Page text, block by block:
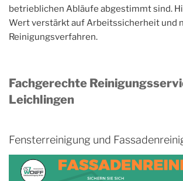
betrieblichen Abläufe abgestimmt sind.
Wert verstärkt auf Arbeitssicherheit und
Reinigungsverfahren.
Fachgerechte
Leichlingen
Fensterreinigung und